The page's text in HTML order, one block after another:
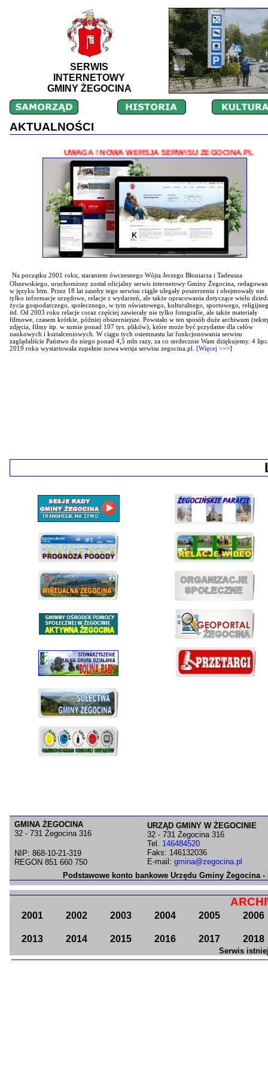
SERWIS
INTERNETOWY
GMINY ŻEGOCINA
AKTUALNOŚCI
UWAGA ! NOWA WERSJA SERWISU ZEGOCINA.PL
Na początku 2001 roku, staraniem ówczesnego Wójta Jerzego Błoniarza i Tadeusza
Olszewskiego, uruchomiony został oficjalny serwis internetowy Gminy Żegocina,
w języku htm. Przez 18 lat zasoby tego serwisu ciągle ulegały poszerzeniu i obejmowały nie
tylko informacje urzędowe, relacje z wydarzeń, ale także opracowania dotyczące wielu
życia gospodarczego, społecznego, w tym oświatowego, kulturalnego, sportowego,
itd. Od 2003 roku relacje coraz częściej zawierały nie tylko fotografie, ale także materiały
filmowe, czasem krótkie, później obszerniejsze. Powstało w ten sposób duże archiwum
zdjęcia, filmy itp. w sumie ponad 107 tys. plików), które może być przydatne dla celów
naukowych i kształceniowych. W ciągu tych osiemnastu lat funkcjonowania serwisu
zaglądaliście Państwo do niego ponad 4,5 mln razy, za co serdecznie Wam dziękujemy. 4
2019 roku wystartowała zupełnie nowawersja serwisu zegocina.pl. [Więcej >>>]
GMINA ŻEGOCINA
32 - 731 Żegocina 316
NIP: 868-10-21-319
REGON 851 660 750
URZĄD GMINY W ŻEGOCINIE
32 - 731 Żegocina 316
Tel. 146484520
Faks: 146132036
E-mail: gmina@zegocina.pl
Podstawowe konto bankowe Urzędu Gminy Żegocina -
2001 2002 2003 2004 2005 2006
2013 2014 2015 2016 2017 2018
Serwis